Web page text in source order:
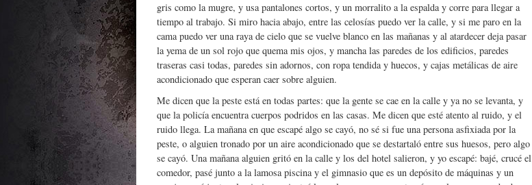
gris como la mugre, y usa pantalones cortos, y un morralito a la espalda y corre para llegar a
tiempo al trabajo. Si miro hacia abajo, entre las celosías puedo ver la calle, y si me paro en la
cama puedo ver una raya de cielo que se vuelve blanco en las mañanas y al atardecer deja pasar
la yema de un sol rojo que quema mis ojos, y mancha las paredes de los edificios, paredes
traseras casi todas, paredes sin adornos, con ropa tendida y huecos, y cajas metálicas de aire
acondicionado que esperan caer sobre alguien.
Me dicen que la peste está en todas partes: que la gente se cae en la calle y ya no se levanta, y
que la policía encuentra cuerpos podridos en las casas. Me dicen que esté atento al ruido, y el
ruido llega. La mañana en que escapé algo se cayó, no sé si fue una persona asfixiada por la
peste, o alguien tronado por un aire acondicionado que se destartaló entre sus huesos, pero algo
se cayó. Una mañana alguien gritó en la calle y los del hotel salieron, y yo escapé: bajé, crucé el
comedor, pasé junto a la lamosa piscina y el gimnasio que es un depósito de máquinas y un